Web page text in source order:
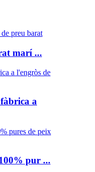
marí ...
a
pur ...